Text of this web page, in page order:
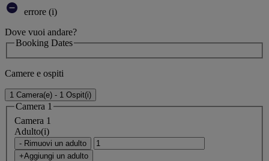
errore (i)
Dove vuoi andare?
Booking Dates
Camere e ospiti
1 Camera(e) - 1 Ospit(i)
Camera 1
Camera 1
Adulto(i)
- Rimuovi un adulto
+Aggiungi un adulto